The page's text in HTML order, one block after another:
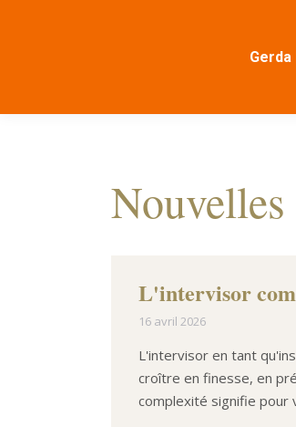
Gerda
L'intervisor
16 avril 2026
L'intervisor en tant
croître en finesse, en
complexité signifie pour